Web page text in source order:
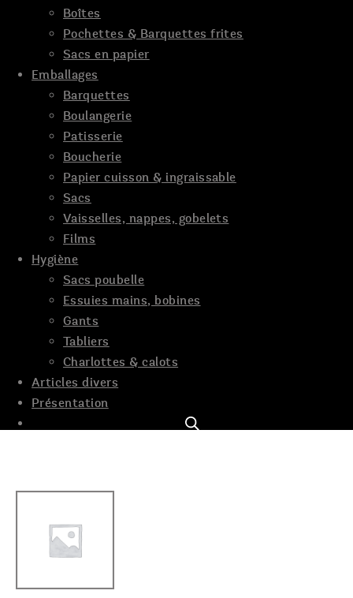
Boîtes
Pochettes & Barquettes frites
Sacs en papier
Emballages
Barquettes
Boulangerie
Patisserie
Boucherie
Papier cuisson & ingraissable
Sacs
Vaisselles, nappes, gobelets
Films
Hygiène
Sacs poubelle
Essuies mains, bobines
Gants
Tabliers
Charlottes & calots
Articles divers
Présentation